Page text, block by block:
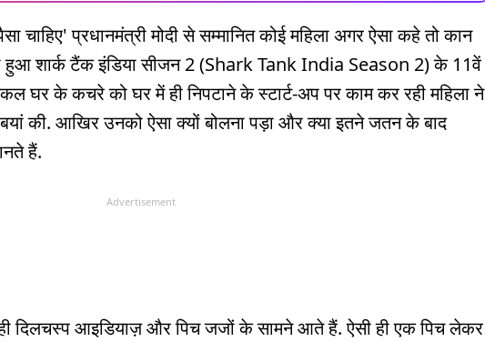
चाहिए' प्रधानमंत्री मोदी से सम्मानित कोई महिला अगर ऐसा कहे तो कान
हुआ शार्क टैंक इंडिया सीजन 2 (Shark Tank India Season 2) के 11वें
घर के कचरे को घर में ही निपटाने के स्टार्ट-अप पर काम कर रही महिला ने
की. आखिर उनको ऐसा क्यों बोलना पड़ा और क्या इतने जतन के बाद
हैं.
Advertisement
दिलचस्प आइडियाज़ और पिच जजों के सामने आते हैं. ऐसी ही एक पिच लेकर